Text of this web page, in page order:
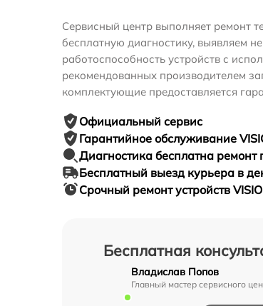
Бесплатная
Владислав Попов
Главный мастер сервисного
Сервисный центр выполняет ремонт
бесплатную диагностику, выявляем
работоспособность устройств с
рекомендованных производителем
комплектующие предоставляется
Официальный сервис
Гарантийное обслуживание
Диагностика бесплатна ремонт
Бесплатный выезд курьера в
Срочный ремонтустройств